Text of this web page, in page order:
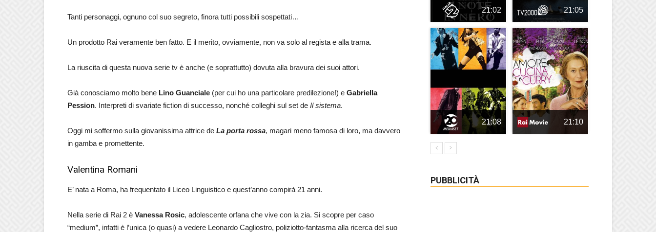
Tanti personaggi, ognuno col suo segreto, finora tutti possibili sospettati…
Un prodotto Rai veramente ben fatto. E il merito, ovviamente, non va solo al regista e alla trama.
La riuscita di questa nuova serie tv è anche (e soprattutto) dovuta alla bravura dei suoi attori.
Già conosciamo molto bene Lino Guanciale (per cui ho una particolare predilezione!) e Gabriella
Pession. Interpreti di svariate fiction di successo, nonché colleghi sul set de Il sistema.
Oggi mi soffermo sulla giovanissima attrice de La porta rossa, magari meno famosa di loro, ma davvero
in gamba e promettente.
Valentina Romani
E’ nata a Roma, ha frequentato il Liceo Linguistico e quest’anno compirà 21 anni.
Nella serie di Rai 2 è Vanessa Rosic, adolescente orfana che vive con la zia. Si scopre per caso
“medium”, infatti è l’unica (o quasi) a vedere Leonardo Cagliostro, poliziotto-fantasma alla ricerca del suo
21:02 21:05
21:08 21:10
PUBBLICITÀ